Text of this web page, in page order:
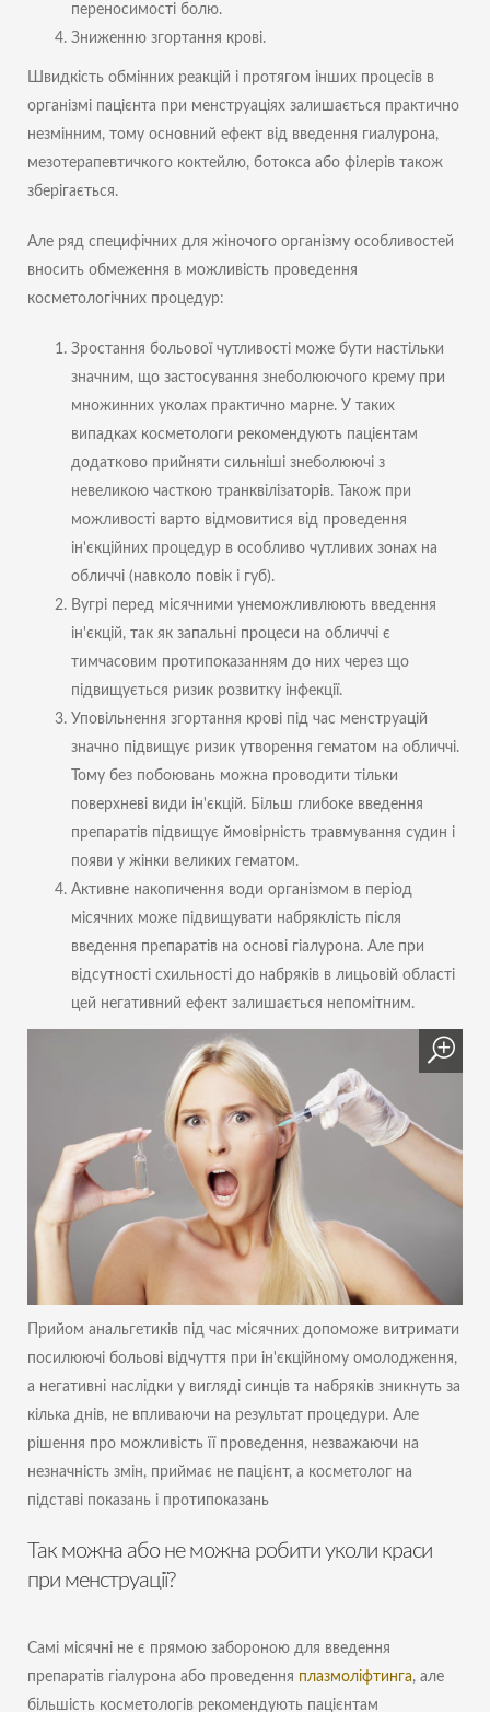
переносимості болю.
Зниженню згортання крові.
Швидкість обмінних реакцій і протягом інших процесів в
організмі пацієнта при менструаціях залишається практично
незмінним, тому основний ефект від введення гиалурона,
мезотерапевтичкого коктейлю, ботокса або філерів також
зберігається.
Але ряд специфічних для жіночого організму особливостей
вносить обмеження в можливість проведення
косметологічних процедур:
Зростання больової чутливості може бути настільки
значним, що застосування знеболюючого крему при
множинних уколах практично марне. У таких
випадках косметологи рекомендують пацієнтам
додатково прийняти сильніші знеболюючі з
невеликою часткою транквілізаторів. Також при
можливості варто відмовитися від проведення
ін'єкційних процедур в особливо чутливих зонах на
обличчі (навколо повік і губ).
Вугрі перед місячними унеможливлюють введення
ін'єкцій, так як запальні процеси на обличчі є
тимчасовим протипоказанням до них через що
підвищується ризик розвитку інфекції.
Уповільнення згортання крові під час менструацій
значно підвищує ризик утворення гематом на обличчі.
Тому без побоювань можна проводити тільки
поверхневі види ін'єкцій. Більш глибоке введення
препаратів підвищує ймовірність травмування судин і
появи у жінки великих гематом.
Активне накопичення води організмом в період
місячних може підвищувати набряклість після
введення препаратів на основі гіалурона. Але при
відсутності схильності до набряків в лицьовій області
цей негативний ефект залишається непомітним.
Прийом анальгетиків під час місячних допоможе витримати
посилюючі больові відчуття при ін'єкційному омолодження,
а негативні наслідки у вигляді синців та набряків зникнуть за
кілька днів, не впливаючи на результат процедури. Але
рішення про можливість її проведення, незважаючи на
незначність змін, приймає не пацієнт, а косметолог на
підставі показань і протипоказань
Так можна або не можна робити уколи краси
при менструації?
Самі місячні не є прямою забороною для введення
препаратів гіалурона або проведення плазмоліфтинга, але
більшість косметологів рекомендують пацієнтам